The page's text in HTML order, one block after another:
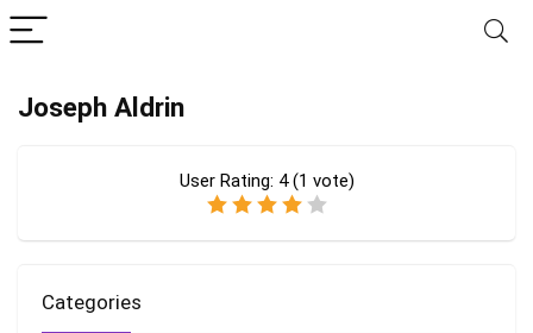
Joseph Aldrin
User Rating: 4 (1 vote)
Categories